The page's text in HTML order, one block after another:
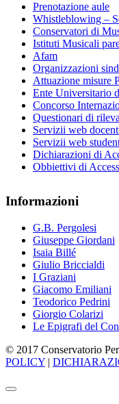
Prenotazione aule
Whistleblowing –
Conservatori di
Istituti Musicali
Afam
Organizzazioni
Attuazione misure
Ente Universitario
Concorso
Questionari di
Servizii web
Servizii web
Dichiarazioni di
Obbiettivi di
Informazioni
G.B. Pergolesi
Giuseppe Giordani
Isaia Billé
Giulio Briccialdi
I Graziani
Giacomo Emiliani
Teodorico Pedrini
Giorgio Colarizi
Le Epigrafi del
© 2017 Conservatorio
POLICY |